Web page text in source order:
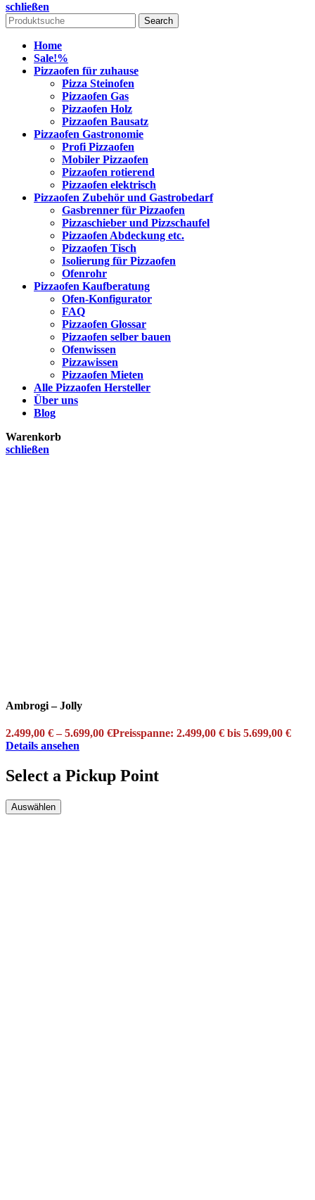
schließen
Search
Home
Sale!%
Pizzaofen für zuhause
Pizza Steinofen
Pizzaofen Gas
Pizzaofen Holz
Pizzaofen Bausatz
Pizzaofen Gastronomie
Profi Pizzaofen
Mobiler Pizzaofen
Pizzaofen rotierend
Pizzaofen elektrisch
Pizzaofen Zubehör und Gastrobedarf
Gasbrenner für Pizzaofen
Pizzaschieber und Pizzschaufel
Pizzaofen Abdeckung etc.
Pizzaofen Tisch
Isolierung für Pizzaofen
Ofenrohr
Pizzaofen Kaufberatung
Ofen-Konfigurator
FAQ
Pizzaofen Glossar
Pizzaofen selber bauen
Ofenwissen
Pizzawissen
Pizzaofen Mieten
Alle Pizzaofen Hersteller
Über uns
Blog
Warenkorb
schließen
Ambrogi – Jolly
2.499,00 € –5.699,00 €Preisspanne: 2.499,00 € bis 5.699,00 €
Details ansehen
Select a Pickup Point
Auswählen